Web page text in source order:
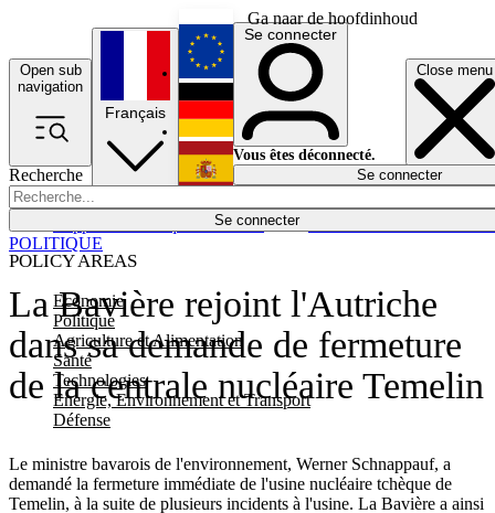
Ga naar de hoofdinhoud
Open sub
navigation
Close menu
Recherche
Se connecter
POLICY AREAS
Economie
Politique
Agriculture et Alimentation
Santé
Technologies
Energie, Environnement et Transport
Défense
Économie
Français
English
Deutsch
Español
Se connecter
Vous êtes déconnecté.
Se connecter
La Bavière rejoint l'Autriche
dans sa demande de fermeture
de la centrale nucléaire Temelin
Le ministre bavarois de l'environnement, Werner Schnappauf, a
demandé la fermeture immédiate de l'usine nucléaire tchèque de
Temelin, à la suite de plusieurs incidents à l'usine. La Bavière a ainsi
POLITIQUE